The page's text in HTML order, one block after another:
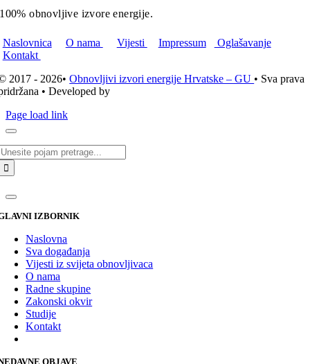
100% obnovljive izvore energije.
Naslovnica O nama Vijesti Impressum
Oglašavanje
Kontakt
2017 - 2026•Obnovljivi izvori energije Hrvatske – GU • Sva prava
• Developed by
Page load link
IZBORNIK
Naslovna
Sva događanja
Vijesti iz svijeta obnovljivaca
O nama
Radne skupine
Zakonski okvir
Studije
Kontakt
OBJAVE